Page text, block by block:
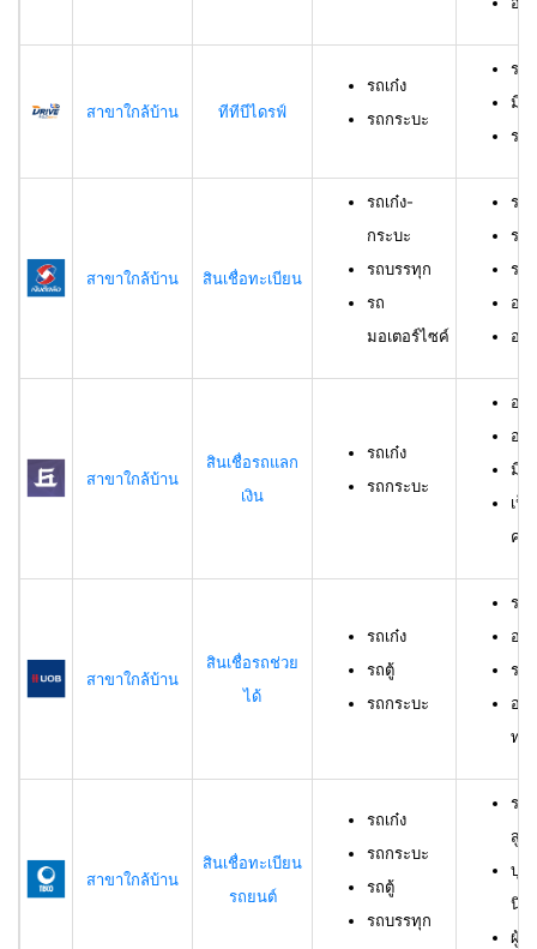
สาขาใกล้บ้าน ทีทีบีไดรฟ์
รถเก๋ง
รถกระบะ
รถ
มีอ
รา
สาขาใกล้บ้าน สินเชื่อทะเบียน
รถเก๋ง-
กระบะ
รถบรรทุก
รถ
มอเตอร์ไซค์
รถ
รถ
รถ
อา
อา
สาขาใกล้บ้าน
สินเชื่อรถแลก
เงิน
รถเก๋ง
รถกระบะ
อา
อา
มีร
เป็
คร
สาขาใกล้บ้าน
สินเชื่อรถช่วย
ได้
รถเก๋ง
รถตู้
รถกระบะ
รถ
อา
รา
อา
ทด
สาขาใกล้บ้าน
สินเชื่อทะเบียน
รถยนต์
รถเก๋ง
รถกระบะ
รถตู้
รถบรรทุก
รถ
สูง
บุค
นิติ
ผู้กู้